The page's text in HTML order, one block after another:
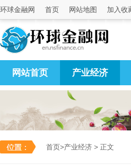
环球金融网 首页 网站地图 加入收
网站首页 产业经济
首页>产业经济 > 正文